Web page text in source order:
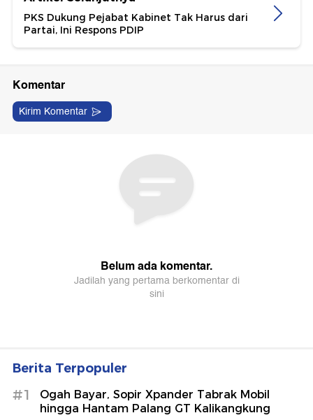
PKS Dukung Pejabat Kabinet Tak Harus dari
Partai, Ini Respons PDIP
Berita Terpopuler
#1
Ogah Bayar, Sopir Xpander Tabrak Mobil
hingga Hantam Palang GT Kalikangkung